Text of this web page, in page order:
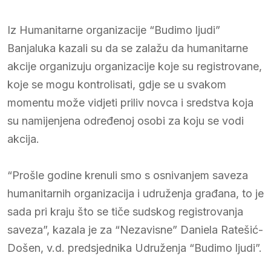
Iz Humanitarne organizacije “Budimo ljudi”
Banjaluka kazali su da se zalažu da humanitarne
akcije organizuju organizacije koje su registrovane,
koje se mogu kontrolisati, gdje se u svakom
momentu može vidjeti priliv novca i sredstva koja
su namijenjena određenoj osobi za koju se vodi
akcija.
“Prošle godine krenuli smo s osnivanjem saveza
humanitarnih organizacija i udruženja građana, to je
sada pri kraju što se tiče sudskog registrovanja
saveza”, kazala je za “Nezavisne” Daniela Ratešić-
Došen, v.d. predsjednika Udruženja “Budimo ljudi”.